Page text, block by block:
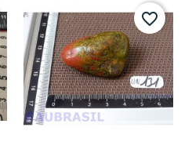
favorite_border